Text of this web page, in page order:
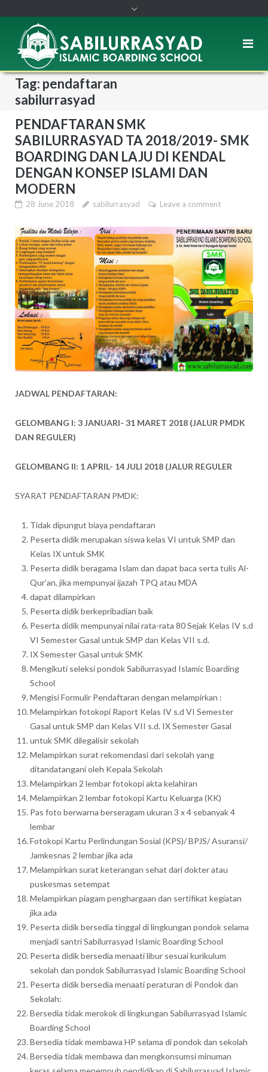
Tag: pendaftaran
sabilurrasyad
PENDAFTARAN SMK
SABILURRASYAD TA 2018/2019- SMK
BOARDING DAN LAJU DI KENDAL
DENGAN KONSEP ISLAMI DAN
MODERN
28 June 2018 sabilurrasyad Leave a comment
JADWAL PENDAFTARAN:
GELOMBANG I: 3 JANUARI- 31 MARET 2018 (JALUR PMDK
DAN REGULER)
GELOMBANG II: 1 APRIL- 14 JULI 2018 (JALUR REGULER
SYARAT PENDAFTARAN PMDK:
Tidak dipungut biaya pendaftaran
Peserta didik merupakan siswa kelas VI untuk SMP dan
Kelas IX untuk SMK
Peserta didik beragama Islam dan dapat baca serta tulis Al-
Qur’an, jika mempunyai ijazah TPQ atau MDA
dapat dilampirkan
Peserta didik berkepribadian baik
Peserta didik mempunyai nilai rata-rata 80 Sejak Kelas IV s.d
VI Semester Gasal untuk SMP dan Kelas VII s.d.
IX Semester Gasal untuk SMK
Mengikuti seleksi pondok Sabilurrasyad Islamic Boarding
School
Mengisi Formulir Pendaftaran dengan melampirkan :
Melampirkan fotokopi Raport Kelas IV s.d VI Semester
Gasal untuk SMP dan Kelas VII s.d. IX Semester Gasal
untuk SMK dilegalisir sekolah
Melampirkan surat rekomendasi dari sekolah yang
ditandatangani oleh Kepala Sekolah
Melampirkan 2 lembar fotokopi akta kelahiran
Melampirkan 2 lembar fotokopi Kartu Keluarga (KK)
Pas foto berwarna berseragam ukuran 3 x 4 sebanyak 4
lembar
Fotokopi Kartu Perlindungan Sosial (KPS)/ BPJS/ Asuransi/
Jamkesnas 2 lembar jika ada
Melampirkan surat keterangan sehat dari dokter atau
puskesmas setempat
Melampirkan piagam penghargaan dan sertifikat kegiatan
jika ada
Peserta didik bersedia tinggal di lingkungan pondok selama
menjadi santri Sabilurrasyad Islamic Boarding School
Peserta didik bersedia menaati libur sesuai kurikulum
sekolah dan pondok Sabilurrasyad Islamic Boarding School
Peserta didik bersedia menaati peraturan di Pondok dan
Sekolah:
Bersedia tidak merokok di lingkungan Sabilurrasyad Islamic
Boarding School
Bersedia tidak membawa HP selama di pondok dan sekolah
Bersedia tidak membawa dan mengkonsumsi minuman